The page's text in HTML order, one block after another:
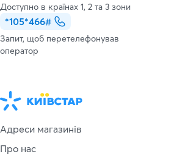
Доступно в країнах 1, 2 та 3 зони
*105*466#
Запит, щоб перетелефонував
оператор
Адреси магазинів
Про нас